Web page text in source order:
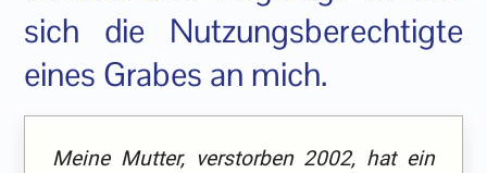
sich die Nutzungsberechtigte
eines Grabes an mich.
Meine Mutter, verstorben 2002, hat ein